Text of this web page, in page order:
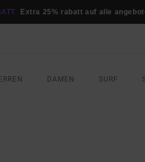
Extra 25% rabatt auf alle
DAMEN SURF